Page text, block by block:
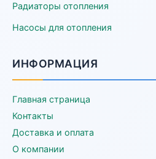
Радиаторы отопления
Насосы для отопления
ИНФОРМАЦИЯ
Главная страница
Контакты
Доставка и оплата
О компании